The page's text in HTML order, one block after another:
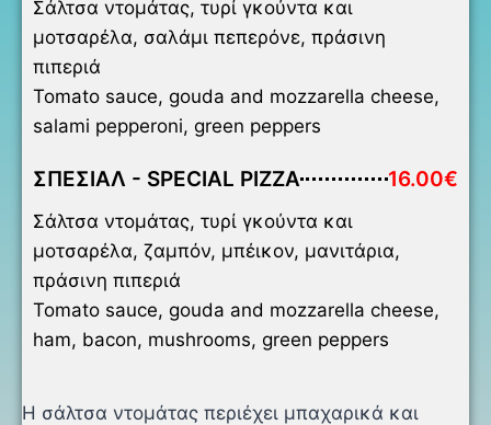
Σάλτσα ντομάτας, τυρί γκούντα και
μοτσαρέλα, σαλάμι πεπερόνε, πράσινη
πιπεριά
Tomato sauce, gouda and mozzarella cheese,
salami pepperoni, green peppers
ΣΠΕΣΙΑΛ - SPECIAL PIZZA 16.00€
Σάλτσα ντομάτας, τυρί γκούντα και
μοτσαρέλα, ζαμπόν, μπέικον, μανιτάρια,
πράσινη πιπεριά
Tomato sauce, gouda and mozzarella cheese,
ham, bacon, mushrooms, green peppers
Η σάλτσα ντομάτας περιέχει μπαχαρικά και